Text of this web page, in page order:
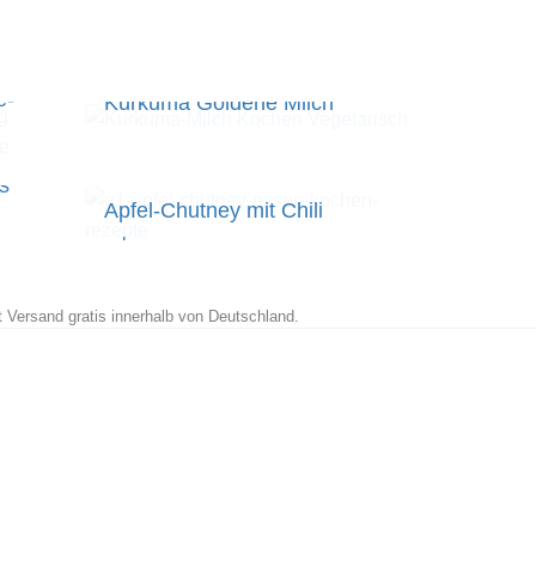
Kurkuma Goldene Milch
Apfel-Chutney mit Chili
gratis innerhalb von Deutschland.